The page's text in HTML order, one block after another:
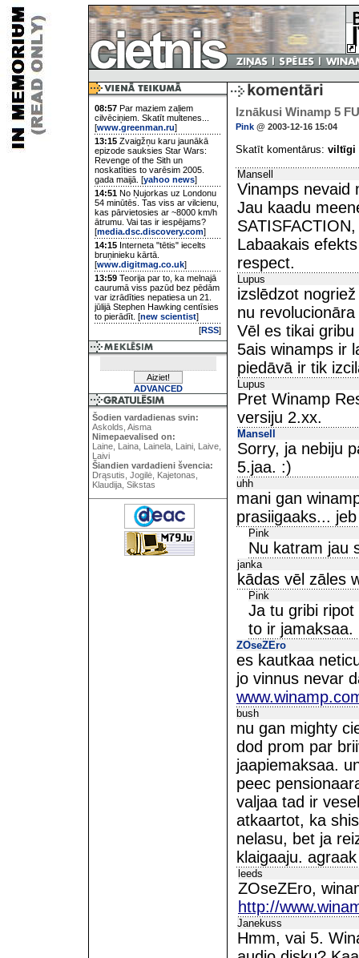
08:57 Par maziem zaļiem
cilvēciņiem. Skatīt multenes...
[www.greenman.ru]
13:15 Zvaigžņu karu jaunākā
epizode sauksies Star Wars:
Revenge of the Sith un
noskatīties to varēsim 2005.
gada maijā. [yahoo news]
14:51 No Ņujorkas uz Londonu
54 minūtēs. Tas viss ar vilcienu,
kas pārvietosies ar ~8000 km/h
ātrumu. Vai tas ir iespējams?
[media.dsc.discovery.com]
14:15 Interneta "tētis" iecelts
bruņinieku kārtā.
[www.digitmag.co.uk]
13:59 Teorija par to, ka melnajā
caurumā viss pazūd bez pēdām
var izrādīties nepatiesa un 21.
jūlijā Stephen Hawking centīsies
to pierādīt. [new scientist]
[RSS]
ADVANCED
Šodien vardadienas svin:
Askolds, Aisma
Nimepaevalised on:
Laine, Laina, Lainela, Laini, Laive,
Laivi
Šiandien vardadieni švencia:
Drąsutis, Jogilė, Kajetonas,
Klaudija, Sikstas
Iznākusi Winamp 5
Pink @ 2003-12-16 15:04
Skatīt komentārus: viltīgi
Mansell
Vinamps nevaid
Jau kaadu
Labaakais
respect.
Lupus
izslēdzot
nu revolucionāra
Vēl es tikai
5ais winamps ir
piedāvā ir tik
Lupus
Pret Winamp
versiju 2.xx.
Mansell
Sorry, ja nebiju
5.jaa. :)
uhh
mani gan
prasiigaaks...
Pink
Nu katram jau
janka
kādas vēl zāles
Pink
Ja tu gribi
to ir jamaksaa.
ZOseZEro
es kautkaa
jo vinnus nevar
bush
nu gan mighty
dod prom par
jaapiemaksaa.
peec
valjaa tad ir
atkaartot, ka
nelasu, bet ja
klaigaaju.
leeds
ZOseZEro,
http://
Janekuss
Hmm, vai 5.